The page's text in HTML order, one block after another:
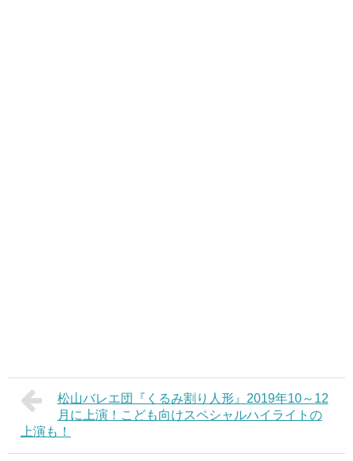
松山バレエ団『くるみ割り人形』2019年10～12
月に上演！こども向けスペシャルハイライトの
上演も！